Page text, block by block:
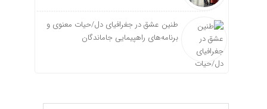
طنین عشق در جغرافیای دل/حیات معنوی و
برنامه‌های راهپیمایی جاماندگان